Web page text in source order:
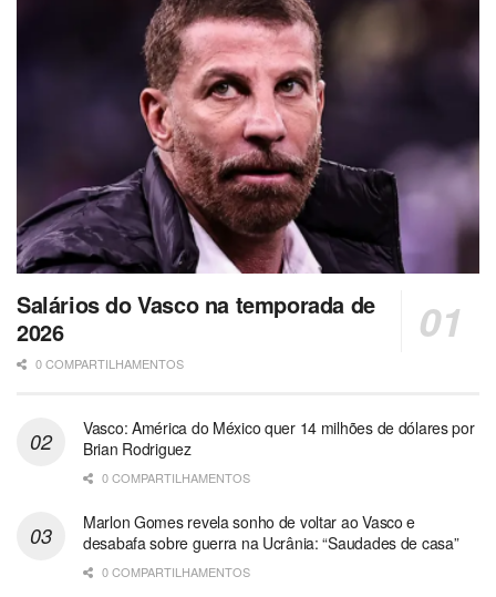
Salários do Vasco na temporada de
2026
0 COMPARTILHAMENTOS
Vasco: América do México quer 14 milhões de dólares por
Brian Rodriguez
0 COMPARTILHAMENTOS
Marlon Gomes revela sonho de voltar ao Vasco e
desabafa sobre guerra na Ucrânia: “Saudades de casa”
0 COMPARTILHAMENTOS